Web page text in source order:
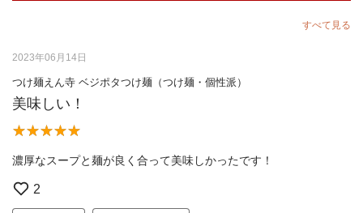
すべて見る
2023年06月14日
つけ麺えん寺 ベジポタつけ麺（つけ麺・個性派）
美味しい！
濃厚なスープと麺が良く合って美味しかったです！
2